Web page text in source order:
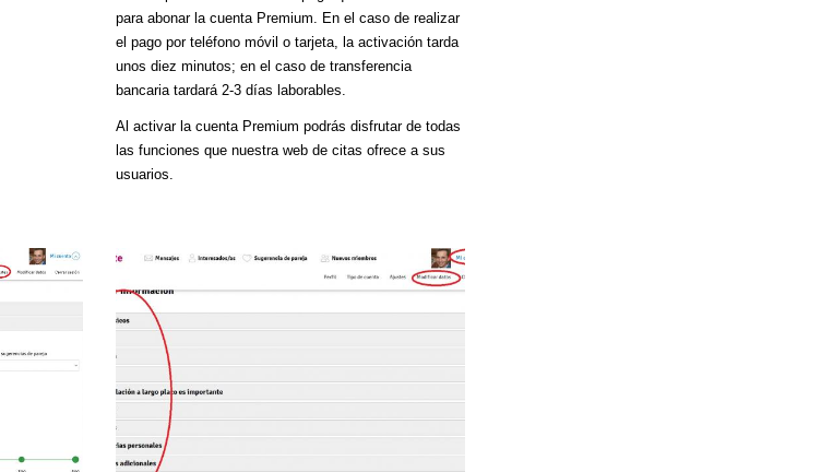
para abonar la cuenta Premium. En el caso de realizar
el pago por teléfono móvil o tarjeta, la activación tarda
unos diez minutos; en el caso de transferencia
bancaria tardará 2-3 días laborables.
Al activar la cuenta Premium podrás disfrutar de todas
las funciones que nuestra web de citas ofrece a sus
usuarios.